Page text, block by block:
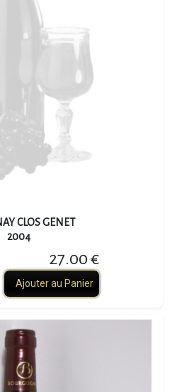
CLOS GENET
2004
27.00 €
Ajouter au Panier